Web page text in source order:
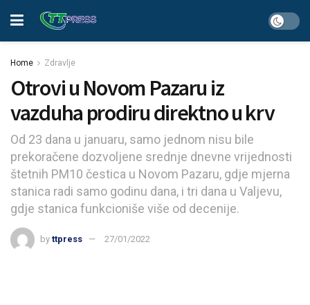
Home Zdravlje
Otrovi u Novom Pazaru iz
vazduha prodiru direktno u krv
Od 23 dana u januaru, samo jednom nisu bile
prekoračene dozvoljene srednje dnevne vrijednosti
štetnih PM10 čestica u Novom Pazaru, gdje mjerna
stanica radi samo godinu dana, i tri dana u Valjevu,
gdje stanica funkcioniše više od decenije.
by ttpress 27/01/2022